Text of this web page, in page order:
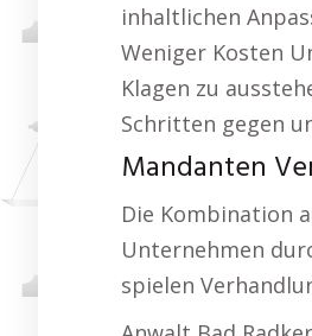
inhaltlichen
Weniger Kosten
Klagen zu
Schritten gegen
Mandanten
Die Kombination
Unternehmen
spielen